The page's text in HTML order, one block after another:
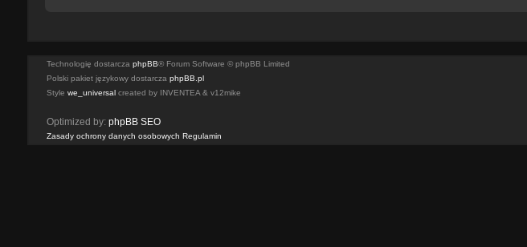
Technologię dostarcza phpBB® Forum Software © phpBB Limited
Polski pakiet językowy dostarcza phpBB.pl
Style we_universalcreated by INVENTEA & v12mike
Optimized by: phpBB SEO
Zasady ochrony danych osobowych Regulamin